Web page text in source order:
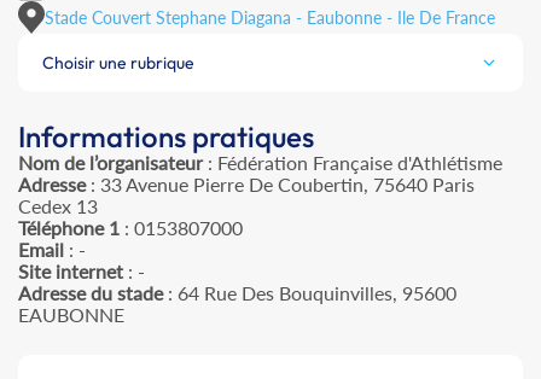
Stade Couvert Stephane Diagana - Eaubonne - Ile De France
Choisir une rubrique
Informations pratiques
Nom de l’organisateur: Fédération Française d'Athlétisme
Adresse: 33 Avenue Pierre De Coubertin, 75640 Paris
Cedex 13
Téléphone 1 : 0153807000
Email : -
Site internet : -
Adresse du stade: 64 Rue Des Bouquinvilles, 95600
EAUBONNE